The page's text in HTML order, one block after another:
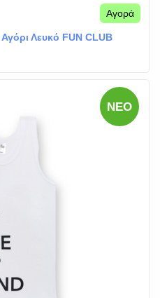
Αγορά
Λευκό FUN CLUB
ΝΈΟ